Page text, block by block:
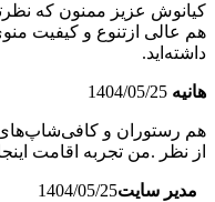
کیانوش عزیز ممنون که
هم عالی ازتنوع و کیفیت
داشته‌اید.
هانیه 1404/05/25
هم رستوران و
از نظر .من تجربه اقامت
مدیر سایت1404/05/25